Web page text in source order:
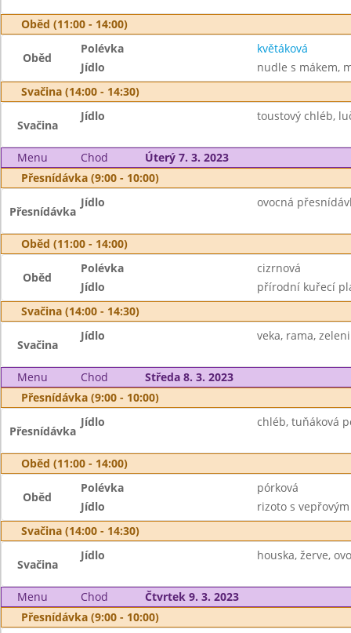
Oběd (11:00 - 14:00)
Oběd
Polévka
květáková
Jídlo
nudle s mákem,
Svačina (14:00 - 14:30)
Svačina
Jídlo toustový chléb,
Menu Chod
Úterý 7. 3. 2023
Přesnídávka (9:00 - 10:00)
Přesnídávka
Jídlo ovocná
Oběd (11:00 - 14:00)
Oběd
Polévka
cizrnová
Jídlo
přírodní kuřecí
Svačina (14:00 - 14:30)
Svačina
Jídlo veka, rama,
Menu Chod
Středa 8. 3. 2023
Přesnídávka (9:00 - 10:00)
Přesnídávka
Jídlo chléb, tuňáková
Oběd (11:00 - 14:00)
Oběd
Polévka
pórková
Jídlo
rizoto s
Svačina (14:00 - 14:30)
Svačina
Jídlo houska, žerve,
Menu Chod
Čtvrtek 9. 3. 2023
Přesnídávka (9:00 - 10:00)